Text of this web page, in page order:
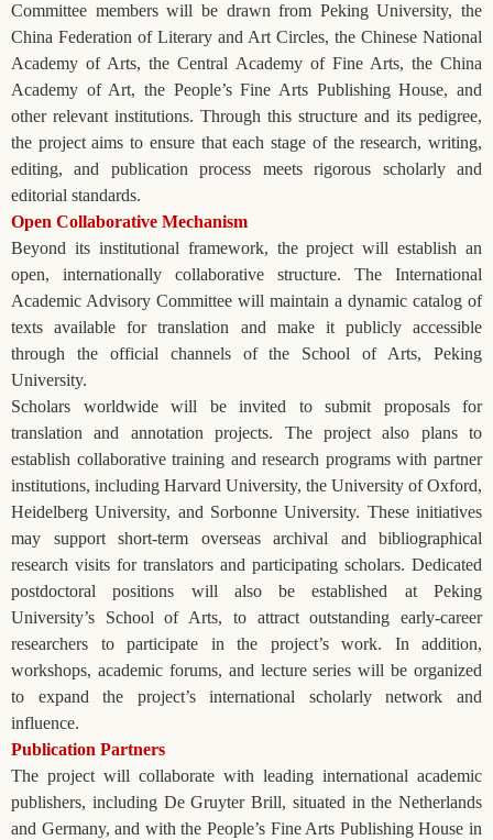
Committee members will be drawn from Peking University, the
China Federation of Literary and Art Circles, the Chinese National
Academy of Arts, the Central Academy of Fine Arts, the China
Academy of Art, the People’s Fine Arts Publishing House, and
other relevant institutions. Through this structure and its pedigree,
the project aims to ensure that each stage of the research, writing,
editing, and publication process meets rigorous scholarly and
editorial standards.
Open Collaborative Mechanism
Beyond its institutional framework, the project will establish an
open, internationally collaborative structure. The International
Academic Advisory Committee will maintain a dynamic catalog of
texts available for translation and make it publicly accessible
through the official channels of the School of Arts, Peking
University.
Scholars worldwide will be invited to submit proposals for
translation and annotation projects. The project also plans to
establish collaborative training and research programs with partner
institutions, including Harvard University, the University of Oxford,
Heidelberg University, and Sorbonne University. These initiatives
may support short-term overseas archival and bibliographical
research visits for translators and participating scholars. Dedicated
postdoctoral positions will also be established at Peking
University’s School of Arts, to attract outstanding early-career
researchers to participate in the project’s work. In addition,
workshops, academic forums, and lecture series will be organized
to expand the project’s international scholarly network and
influence.
Publication Partners
The project will collaborate with leading international academic
publishers, including De Gruyter Brill, situated in the Netherlands
and Germany, and with the People’s Fine Arts Publishing House in